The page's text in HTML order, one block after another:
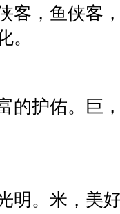
，鱼侠客，
。
护佑。巨，
。米，美